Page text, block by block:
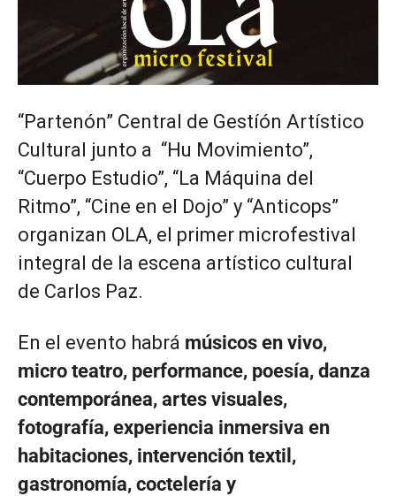
“Partenón” Central de Gestíón Artístico
Cultural junto a “Hu Movimiento”,
“Cuerpo Estudio”, “La Máquina del
Ritmo”, “Cine en el Dojo” y “Anticops”
organizan OLA, el primer microfestival
integral de la escena artístico cultural
de Carlos Paz.
En el evento habrá músicos en vivo,
micro teatro, performance, poesía, danza
contemporánea, artes visuales,
fotografía, experiencia inmersiva en
habitaciones, intervención textil,
gastronomía, coctelería y